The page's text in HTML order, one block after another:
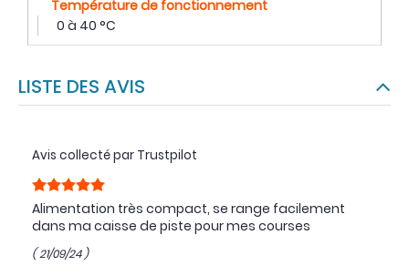
Température de fonctionnement
0 à 40 °C
LISTE DES AVIS
Avis collecté par Trustpilot
Alimentation très compact, se range facilement
dans ma caisse de piste pour mes courses
( 21/09/24 )